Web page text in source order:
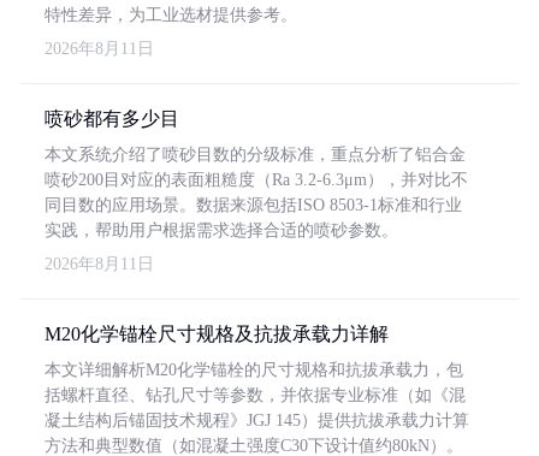
特性差异，为工业选材提供参考。
2026年8月11日
喷砂都有多少目
本文系统介绍了喷砂目数的分级标准，重点分析了铝合金
喷砂200目对应的表面粗糙度（Ra 3.2-6.3μm），并对比不
同目数的应用场景。数据来源包括ISO 8503-1标准和行业
实践，帮助用户根据需求选择合适的喷砂参数。
2026年8月11日
M20化学锚栓尺寸规格及抗拔承载力详解
本文详细解析M20化学锚栓的尺寸规格和抗拔承载力，包
括螺杆直径、钻孔尺寸等参数，并依据专业标准（如《混
凝土结构后锚固技术规程》JGJ 145）提供抗拔承载力计算
方法和典型数值（如混凝土强度C30下设计值约80kN）。